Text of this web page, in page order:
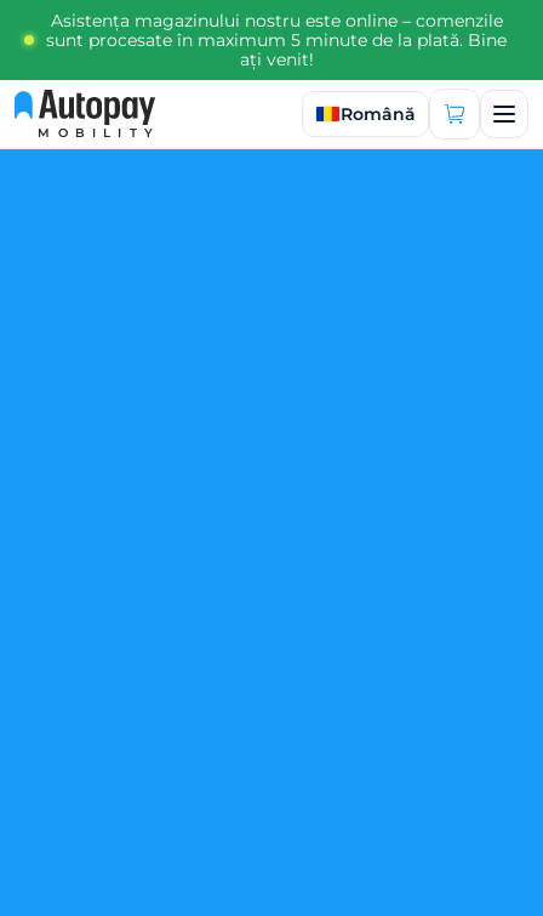
Asistența magazinului nostru este online – comenzile
sunt procesate în maximum 5 minute de la plată. Bine
ați venit!
MOBILITY
Selectați limba
Română